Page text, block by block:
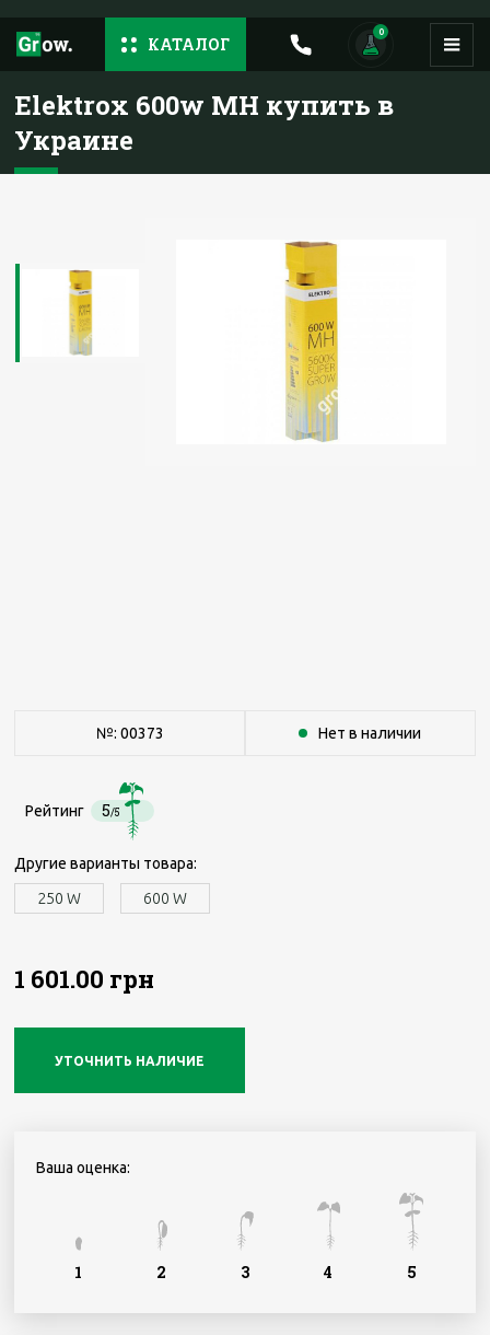
КАТАЛОГ
0
Elektrox 600w MH купить в
Украине
№: 00373 Нет в наличии
Рейтинг 5/5
Другие варианты товара:
250 W
600 W
1 601.00 грн
УТОЧНИТЬ НАЛИЧИЕ
Ваша оценка:
5
4
3
2
1